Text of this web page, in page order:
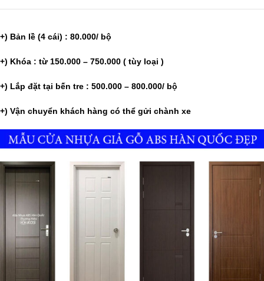
+) Bản lề (4 cái) : 80.000/ bộ
+) Khóa : từ 150.000 – 750.000 ( tùy loại )
+) Lắp đặt tại bến tre : 500.000 – 800.000/ bộ
+) Vận chuyển khách hàng có thể gửi chành xe